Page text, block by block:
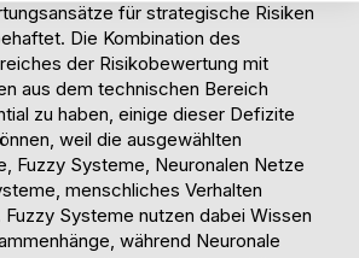
für strategische Risiken
Die Kombination des
der Risikobewertung mit
aus dem technischen Bereich
zu haben, einige dieser Defizite
weil die ausgewählten
Fuzzy Systeme, Neuronalen Netze
menschliches Verhalten
Systeme nutzen dabei Wissen
während Neuronale